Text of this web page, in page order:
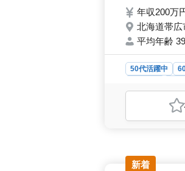
年収200万
北海道帯広
平均年齢
50代活躍中
おすすめポ
＜社会保険完
性＞ 無料駐
年齢62歳と幅
新着